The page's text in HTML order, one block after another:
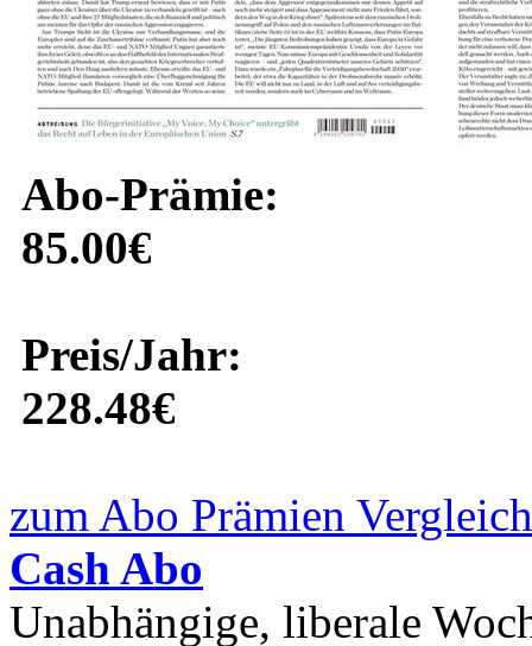
Abo-Prämie:
85.00€
Preis/Jahr:
228.48€
zum Abo Prämien
Cash Abo
Unabhängige, liberale